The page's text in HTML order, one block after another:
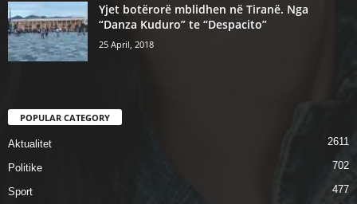
Yjet botërorë mblidhen në Tiranë. Nga
“Danza Kuduro” te “Despacito”
25 April, 2018
POPULAR CATEGORY
Aktualitet 2611
Politike 702
Sport 477